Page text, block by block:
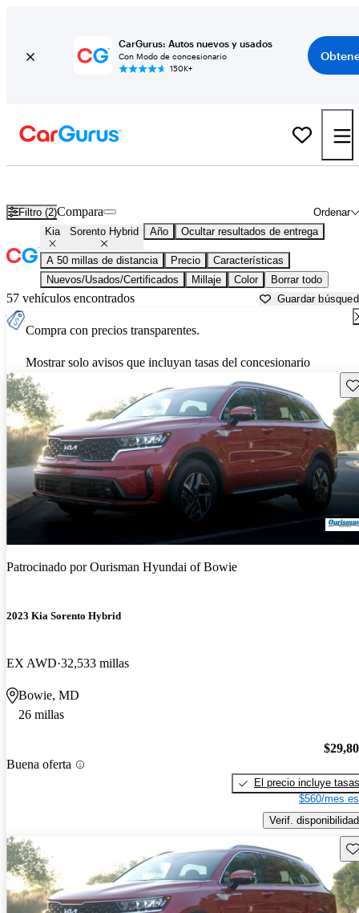
CarGurus: Autos nuevos y usados
Con Modo de concesionario
150K+
Filtro (2) Ordenar
Compara
Kia Sorento Hybrid Año Ocultar resultados de entrega
A 50 millas de distancia Precio
Características
Nuevos/Usados/Certificados
Millaje Color Borrar todo
57 vehículos encontrados Guardar
Compra con precios transparentes.
Mostrar solo avisos que incluyan tasas del concesionario
Patrocinado porOurisman Hyundai of Bowie
2023 Kia Sorento Hybrid
EX AWD 32,533 millas
Bowie, MD
26 millas
Buena oferta
El precio incluye tasas
$560/mes
Verif. disponibilidad